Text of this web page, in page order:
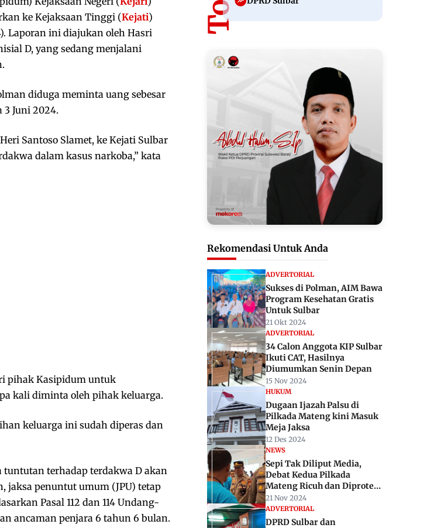
ke Kejaksaan Tinggi (Kejati)
Laporan ini diajukan oleh Hasri
D, yang sedang menjalani
diduga meminta uang sebesar
Juni 2024.
Santoso Slamet, ke Kejati Sulbar
dalam kasus narkoba,” kata
pihak Kasipidum untuk
kali diminta oleh pihak keluarga.
keluarga ini sudah diperas dan
terhadap terdakwa D akan
jaksa penuntut umum (JPU) tetap
Pasal 112 dan 114 Undang-
ancaman penjara 6 tahun 6 bulan.
Rekomendasi Untuk Anda
ADVERTORIAL
Sukses di Polman, AIM Bawa
Program Kesehatan Gratis
Untuk Sulbar
21 Okt 2024
ADVERTORIAL
34 Calon Anggota KIP Sulbar
Ikuti CAT, Hasilnya
Diumumkan Senin Depan
15 Nov 2024
HUKUM
Dugaan Ijazah Palsu di
Pilkada Mateng kini Masuk
Meja Jaksa
12 Des 2024
NEWS
Sepi Tak Diliput Media,
Debat Kedua Pilkada
Mateng Ricuh dan Diprotes
Pendukung Paslon
21 Nov 2024
ADVERTORIAL
DPRD Sulbar dan